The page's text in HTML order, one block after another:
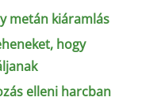
metán kiáramlás
hogy
elleni harcban